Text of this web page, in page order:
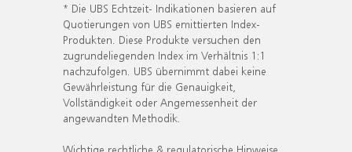
* Die UBS Echtzeit- Indikationen basieren auf
Quotierungen von UBS emittierten Index-
Produkten. Diese Produkte versuchen den
zugrundeliegenden Index im Verhältnis 1:1
nachzufolgen. UBS übernimmt dabei keine
Gewährleistung für die Genauigkeit,
Vollständigkeit oder Angemessenheit der
angewandten Methodik.